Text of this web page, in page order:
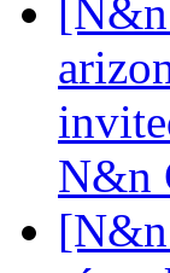
[N&n
N&n